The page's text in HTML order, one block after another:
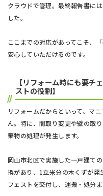
クラウドで管理。最終報告書に
した。
ここまでの対応があってこそ、
安心していただけるのです。
【リフォーム時にも要チ
ストの役割】
リフォームだからといって、マ
ん。特に、間取り変更や壁の取
棄物の処理が発生します。
岡山市北区で実施した一戸建て
換があり、1立米分の木くずが発
フェストを交付し、運搬・処分